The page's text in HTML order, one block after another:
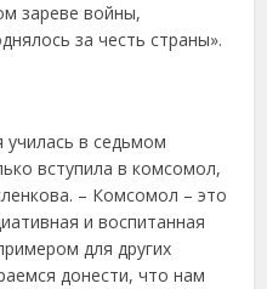
зареве войны,
за честь страны».
училась в седьмом
вступила в комсомол,
– Комсомол – это
и воспитанная
для других
донести, что нам